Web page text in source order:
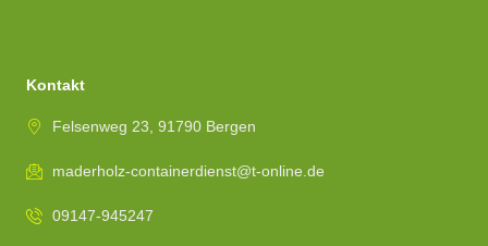
Kontakt
Felsenweg 23, 91790 Bergen
maderholz-containerdienst@t-online.de
09147-945247